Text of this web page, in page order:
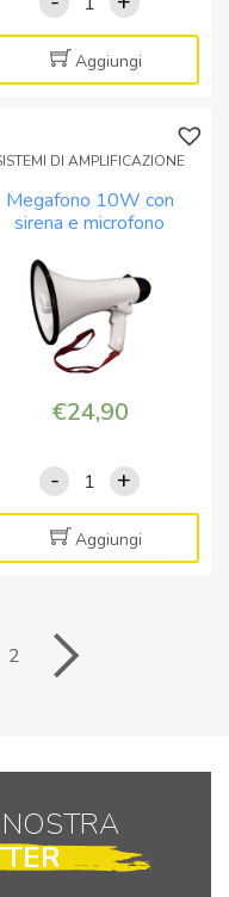
Campanello
avvisatore
sensore
di
movimento
quantità
Aggiungi
DI AMPLIFICAZIONE
Megafono 10W con
sirena e microfono
€24,90
-
Megafono
10W
con
sirena
incorporato
quantità
+
Aggiungi
2